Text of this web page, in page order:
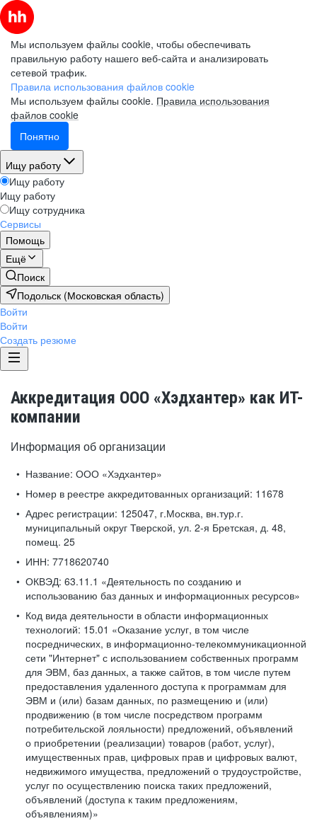
Мы используем файлы cookie, чтобы обеспечивать
правильную работу нашего веб-сайта и анализировать
сетевой трафик.
Правила использования файлов cookie
Мы используем файлы cookie. Правила использования
файлов cookie
Понятно
Ищу работу
Ищу работу
Ищу работу
Ищу сотрудника
Сервисы
Помощь
Ещё
Поиск
Подольск (Московская область)
Войти
Войти
Создать резюме
Аккредитация ООО «Хэдхантер» как ИТ-
компании
Информация об организации
Название: ООО «Хэдхантер»
Номер в реестре аккредитованных организаций: 11678
Адрес регистрации: 125047, г.Москва, вн.тур.г.
муниципальный округ Тверской, ул. 2-я Бретская, д. 48,
помещ. 25
ИНН: 7718620740
ОКВЭД: 63.11.1 «Деятельность по созданию и
использованию баз данных и информационных ресурсов»
Код вида деятельности в области информационных
технологий: 15.01 «Оказание услуг, в том числе
посреднических, в информационно-телекоммуникационной
сети "Интернет" с использованием собственных программ
для ЭВМ, баз данных, а также сайтов, в том числе путем
предоставления удаленного доступа к программам для
ЭВМ и (или) базам данных, по размещению и (или)
продвижению (в том числе посредством программ
потребительской лояльности) предложений, объявлений
о приобретении (реализации) товаров (работ, услуг),
имущественных прав, цифровых прав и цифровых валют,
недвижимого имущества, предложений о трудоустройстве,
услуг по осуществлению поиска таких предложений,
объявлений (доступа к таким предложениям,
объявлениям)»